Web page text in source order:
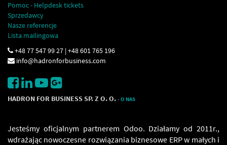
Pomoc - Helpdesk tickets
Sprzedawcy
Nasze referencje
Lista mailingowa
+48 77 547 99 27 | +48 601 765 196
info@hadronforbusiness.com
HADRON FOR BUSINESS SP. Z O. O. - O NAS
Jesteśmy oficjalnym partnerem Odoo. Działamy od 2011r.,
wdrażając nowoczesne rozwiązania biznesowe ERP w małych i